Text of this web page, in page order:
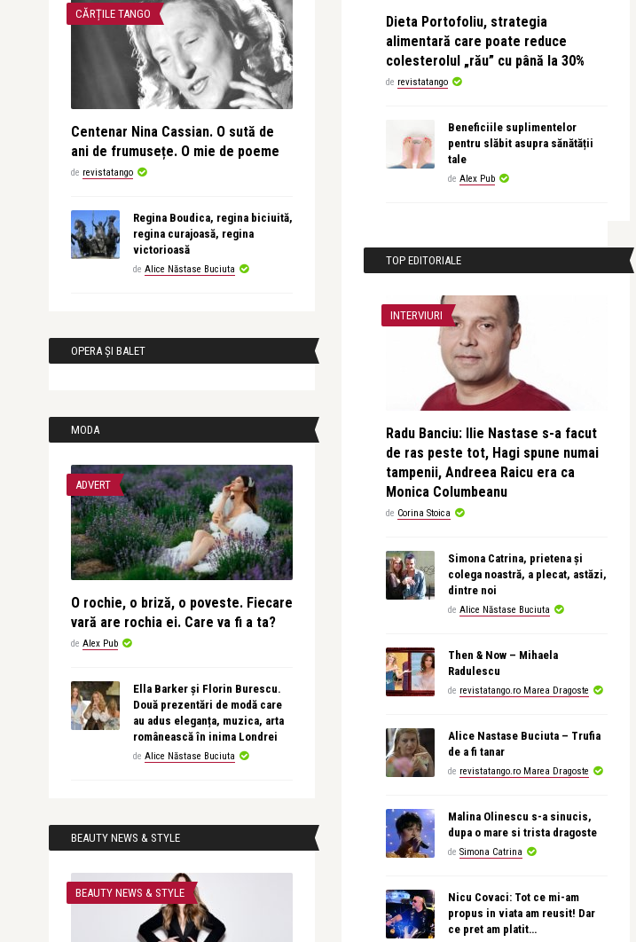
CĂRȚILE TANGO
Centenar Nina Cassian. O sută de
ani de frumusețe. O mie de poeme
de revistatango
Regina Boudica, regina biciuită,
regina curajoasă, regina
victorioasă
de Alice Năstase Buciuta
OPERA ȘI BALET
MODA
ADVERT
O rochie, o briză, o poveste. Fiecare
vară are rochia ei. Care va fi a ta?
de Alex Pub
Ella Barker și Florin Burescu.
Două prezentări de modă care
au adus eleganța, muzica, arta
românească în inima Londrei
de Alice Năstase Buciuta
BEAUTY NEWS & STYLE
BEAUTY NEWS & STYLE
Dieta Portofoliu, strategia
alimentară care poate reduce
colesterolul „rău” cu până la 30%
de revistatango
Beneficiile suplimentelor
pentru slăbit asupra sănătății
tale
de Alex Pub
TOP EDITORIALE
INTERVIURI
Radu Banciu: Ilie Nastase s-a facut
de ras peste tot, Hagi spune numai
tampenii, Andreea Raicu era ca
Monica Columbeanu
de Corina Stoica
Simona Catrina, prietena și
colega noastră, a plecat, astăzi,
dintre noi
de Alice Năstase Buciuta
Then & Now – Mihaela
Radulescu
de revistatango.ro Marea Dragoste
Alice Nastase Buciuta – Trufia
de a fi tanar
de revistatango.ro Marea Dragoste
Malina Olinescu s-a sinucis,
dupa o mare si trista dragoste
de Simona Catrina
Nicu Covaci: Tot ce mi-am
propus in viata am reusit! Dar
ce pret am platit…